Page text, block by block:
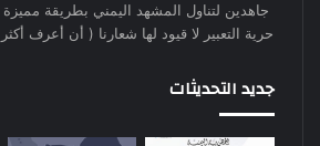
جاهدين لتناول المشهد اليمني بطريقة
حرية التعبير لا قيود لها شعارنا ( أن أعرف
جديد التحديثات